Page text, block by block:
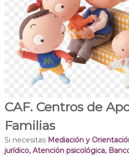
CAF. Centros de
Familias
Si necesitas Mediación y
jurídico, Atención psicológica,